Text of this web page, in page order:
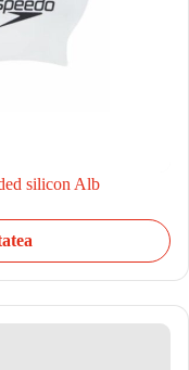
silicon Alb